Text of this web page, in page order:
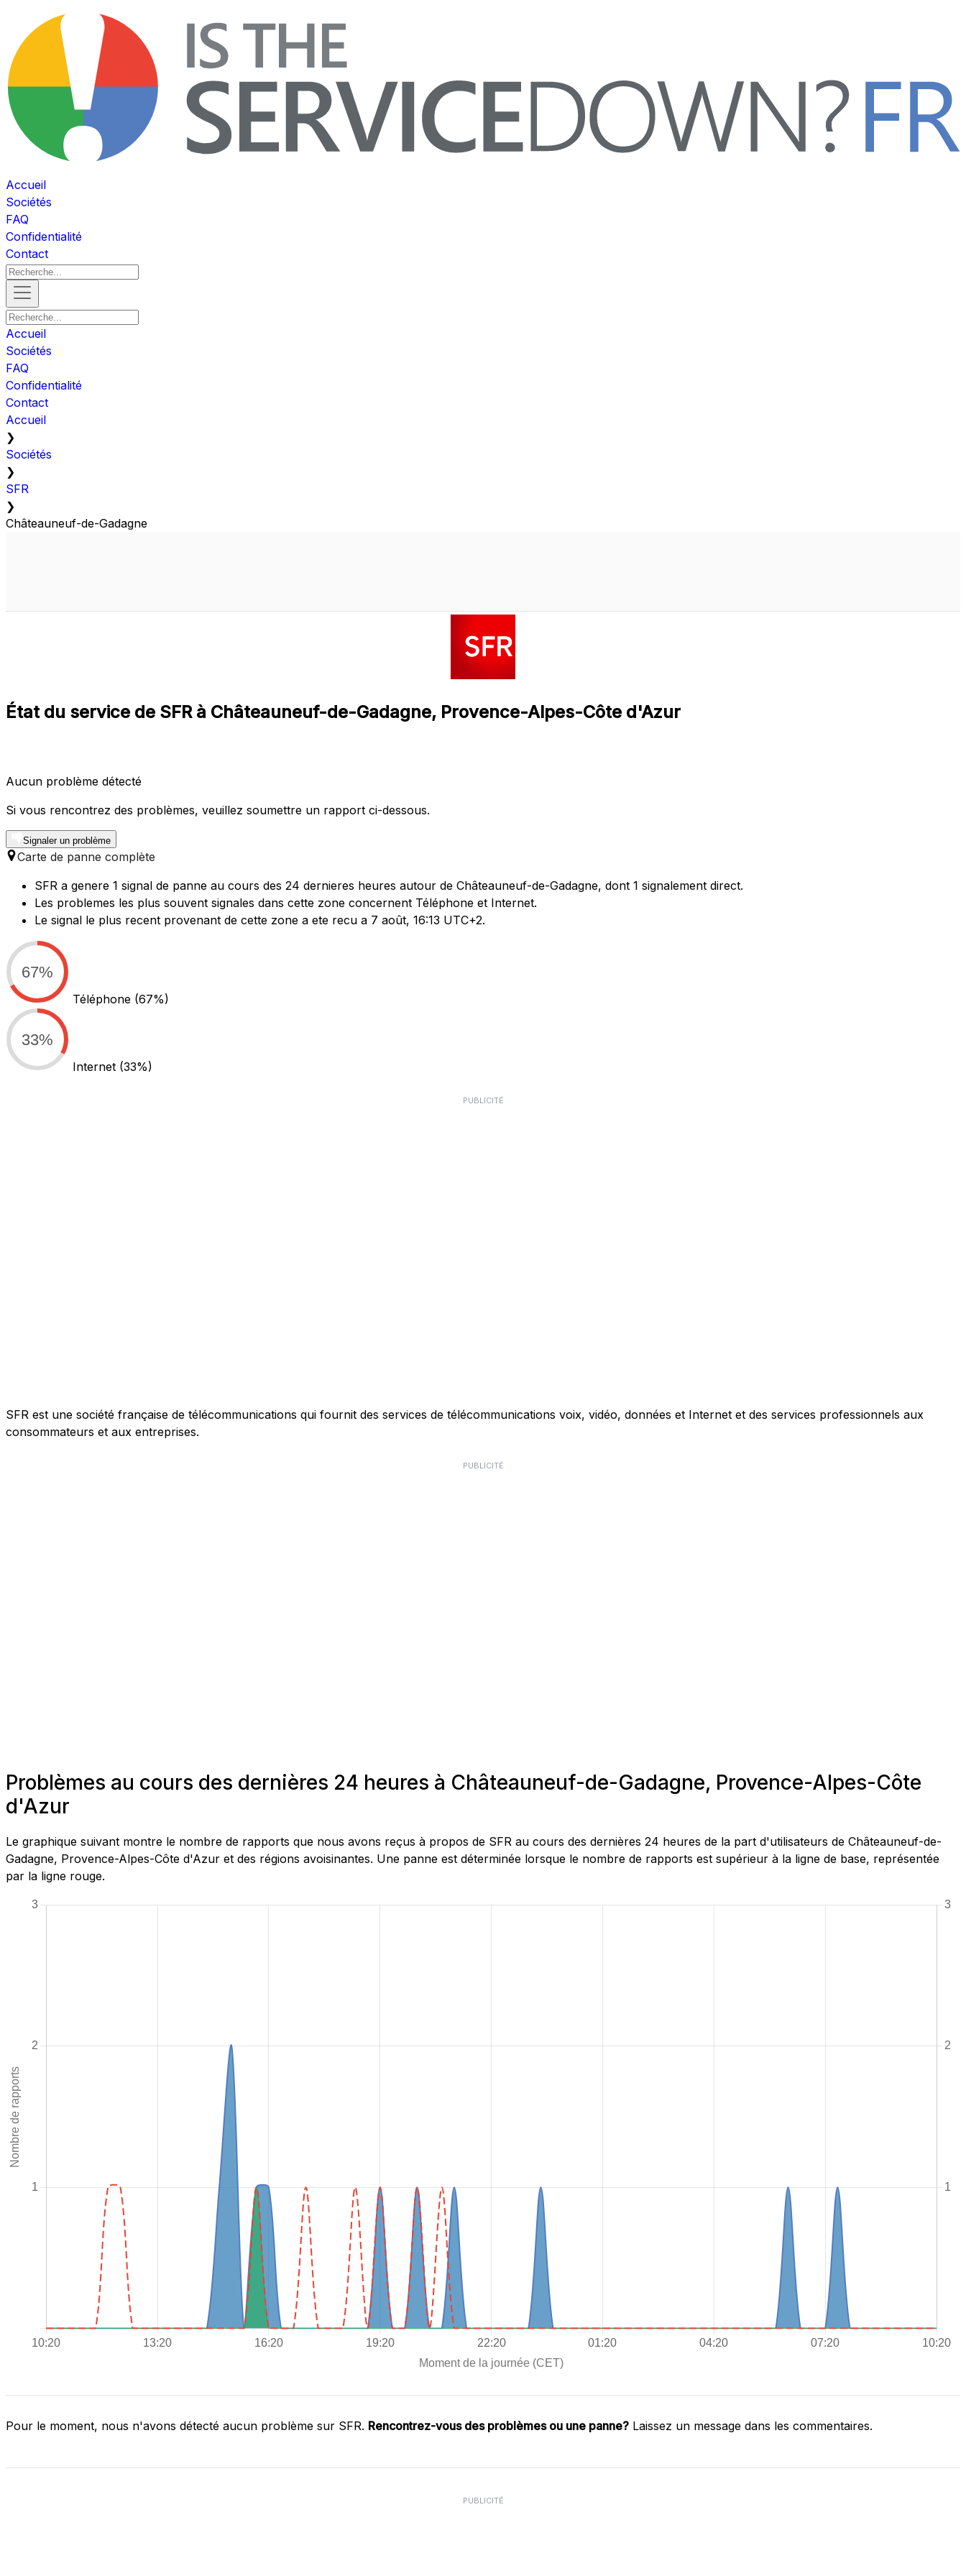
Accueil
Sociétés
FAQ
Confidentialité
Contact
Accueil
Sociétés
FAQ
Confidentialité
Contact
Accueil
❯
Sociétés
❯
SFR
❯
Châteauneuf-de-Gadagne
État du service de SFR à Châteauneuf-de-Gadagne, Provence-Alpes-Côte d'Azur
Aucun problème détecté
Si vous rencontrez des problèmes, veuillez soumettre un rapport ci-dessous.
Signaler un problème
Carte de panne complète
SFR a genere 1 signal de panne au cours des 24 dernieres heures autour de Châteauneuf-de-Gadagne, dont 1 signalement direct.
Les problemes les plus souvent signales dans cette zone concernent Téléphone et Internet.
Le signal le plus recent provenant de cette zone a ete recu a 7 août, 16:13 UTC+2.
67%
Téléphone (67%)
33%
Internet (33%)
PUBLICITÉ
SFR est une société française de télécommunications qui fournit des services de télécommunications voix, vidéo, données et Internet et des services professionnels aux
consommateurs et aux entreprises.
PUBLICITÉ
Problèmes au cours des dernières 24 heures à Châteauneuf-de-Gadagne, Provence-Alpes-Côte
d'Azur
Le graphique suivant montre le nombre de rapports que nous avons reçus à propos de SFR au cours des dernières 24 heures de la part d'utilisateurs de Châteauneuf-de-
Gadagne, Provence-Alpes-Côte d'Azur et des régions avoisinantes. Une panne est déterminée lorsque le nombre de rapports est supérieur à la ligne de base, représentée
par la ligne rouge.
Pour le moment, nous n'avons détecté aucun problème sur SFR. Rencontrez-vous des problèmes ou une panne? Laissez un message dans les commentaires.
PUBLICITÉ